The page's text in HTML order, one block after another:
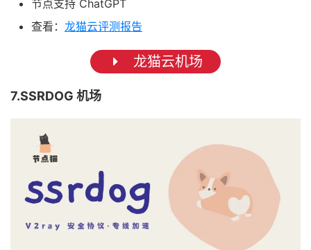
节点支持 ChatGPT
查看： 龙猫云评测报告
龙猫云机场
7.SSRDOG 机场